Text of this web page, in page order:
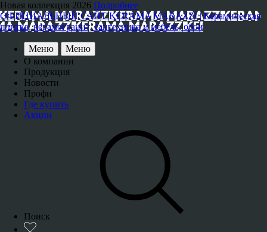
Новая коллекция 2026 Подробнее
ОФИЦИАЛЬНЫЙ САЙТ KERAMA MARAZZI | Керамическая
плитка, керамогранит, сантехника и мебель, обои
Меню
Меню
О компании
Продукция
Новости
Профи
Где купить
Акции
Поиск